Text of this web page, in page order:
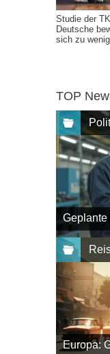
Studie der
Deutsche
sich zu wenig
TOP
Geplante
Europa: